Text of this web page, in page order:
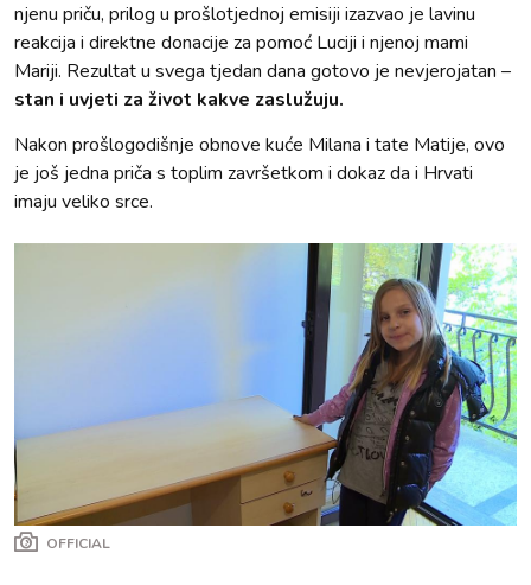
njenu priču, prilog u prošlotjednoj emisiji izazvao je lavinu
reakcija i direktne donacije za pomoć Luciji i njenoj mami
Mariji. Rezultat u svega tjedan dana gotovo je nevjerojatan –
stan i uvjeti za život kakve zaslužuju.
Nakon prošlogodišnje obnove kuće Milana i tate Matije, ovo
je još jedna priča s toplim završetkom i dokaz da i Hrvati
imaju veliko srce.
OFFICIAL